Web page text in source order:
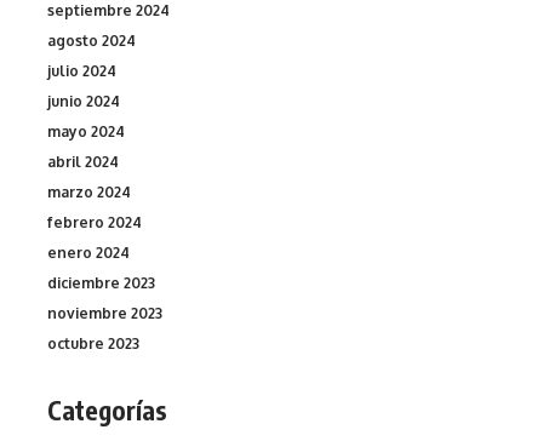
septiembre 2024
agosto 2024
julio 2024
junio 2024
mayo 2024
abril 2024
marzo 2024
febrero 2024
enero 2024
diciembre 2023
noviembre 2023
octubre 2023
Categorías